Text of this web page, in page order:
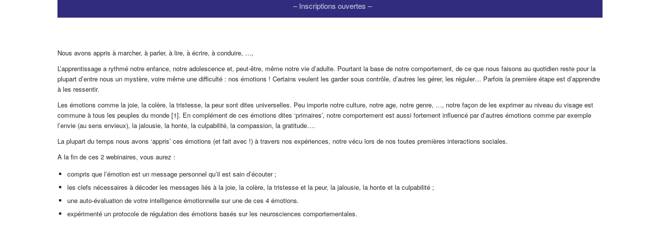
– Inscriptions ouvertes –
Nous avons appris à marcher, à parler, à lire, à écrire, à conduire, …,
L’apprentissage a rythmé notre enfance, notre adolescence et, peut-être, même notre vie d’adulte. Pourtant la base de notre comportement, de ce que nous faisons au quotidien reste pour la
plupart d’entre nous un mystère, voire même une difficulté : nos émotions ! Certains veulent les garder sous contrôle, d’autres les gérer, les réguler… Parfois la première étape est d’apprendre
à les ressentir.
Les émotions comme la joie, la colère, la tristesse, la peur sont dites universelles. Peu importe notre culture, notre age, notre genre, …, notre façon de les exprimer au niveau du visage est
commune à tous les peuples du monde [1]. En complément de ces émotions dites ‘primaires’, notre comportement est aussi fortement influencé par d’autres émotions comme par exemple
l’envie (au sens envieux), la jalousie, la honte, la culpabilité, la compassion, la gratitude….
La plupart du temps nous avons ‘appris’ ces émotions (et fait avec !) à travers nos expériences, notre vécu lors de nos toutes premières interactions sociales.
A la fin de ces 2 webinaires, vous aurez :
compris que l’émotion est un message personnel qu’il est sain d’écouter ;
les clefs nécessaires à décoder les messages liés à la joie, la colère, la tristesse et la peur, la jalousie, la honte et la culpabilité ;
une auto-évaluation de votre intelligence émotionnelle sur une de ces 4 émotions.
expérimenté un protocole de régulation des émotions basés sur les neurosciences comportementales.